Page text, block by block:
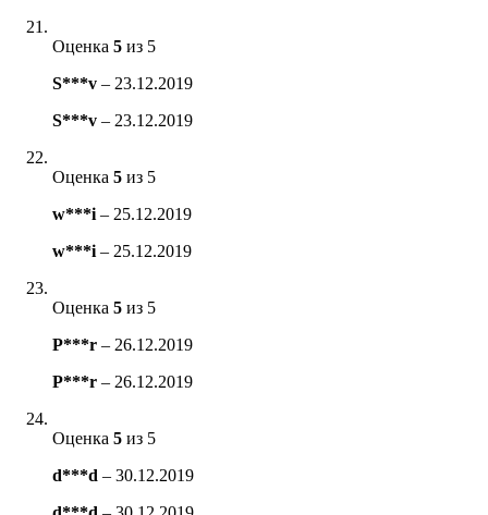
Оценка 5 из 5
S***v – 23.12.2019
S***v – 23.12.2019
Оценка 5 из 5
w***i – 25.12.2019
w***i – 25.12.2019
Оценка 5 из 5
P***r – 26.12.2019
P***r – 26.12.2019
Оценка 5 из 5
d***d – 30.12.2019